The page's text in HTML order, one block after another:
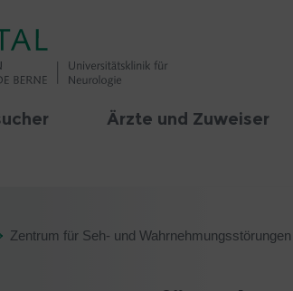
Ärzte und Zuweiser
Zentrum für Seh- und Wahrnehmungsstörungen